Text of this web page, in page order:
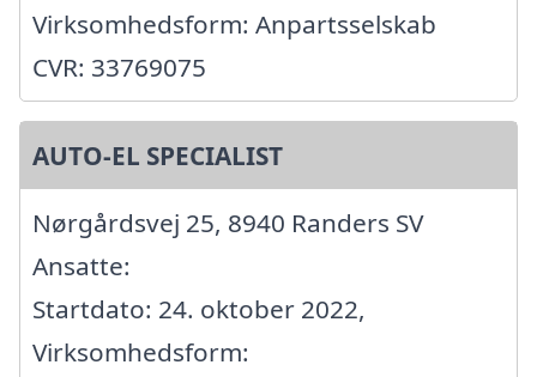
Virksomhedsform: Anpartsselskab
CVR: 33769075
AUTO-EL SPECIALIST
Nørgårdsvej 25, 8940 Randers SV
Ansatte:
Startdato: 24. oktober 2022,
Virksomhedsform: